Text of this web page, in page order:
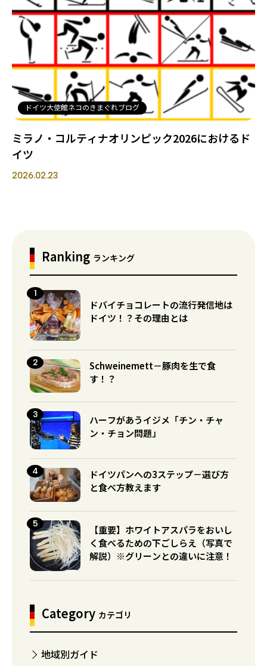
ドイツ大使館ネコのきまぐれブログ
ミラノ・コルティナオリンピック2026におけるド
イツ
2026.02.23
Ranking ランキング
ドバイチョコレートの流行発信地は
ドイツ！？その理由とは
Schweinemett－豚肉を生で食
す！？
ハーフがあうイジメ「チン・チャ
ン・チョン問題」
ドイツパンへの3ステップ－選び方
と食べ方教えます
【重要】ホワイトアスパラをおいし
く食べるための下ごしらえ（写真で
解説）※グリーンとの違いに注意！
Category カテゴリ
地域別ガイド